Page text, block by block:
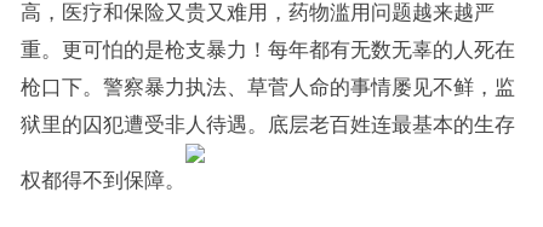
高，医疗和保险又贵又难用，药物滥用问题越来越严
重。更可怕的是枪支暴力！每年都有无数无辜的人死在
枪口下。警察暴力执法、草菅人命的事情屡见不鲜，监
狱里的囚犯遭受非人待遇。底层老百姓连最基本的生存
权都得不到保障。